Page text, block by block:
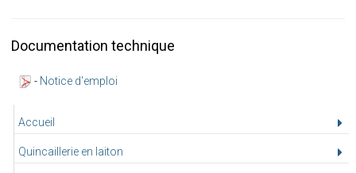
Accueil
Quincaillerie en laiton
Documentation technique
- Notice d'emploi